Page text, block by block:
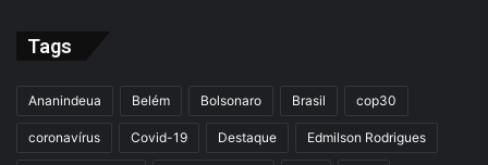
Tags
Ananindeua Belém Bolsonaro Brasil cop30
coronavírus Covid-19 Destaque Edmilson Rodrigues